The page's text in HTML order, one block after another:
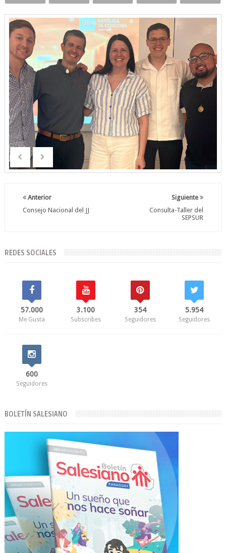
Siguiente
Consulta-Taller del
SEPSUR
Anterior
Consejo Nacional del JJ
REDES SOCIALES
57.000
Me Gusta
3.100
Subscribes
354
Seguidores
5.954
Seguidores
600
Seguidores
BOLETÍN SALESIANO